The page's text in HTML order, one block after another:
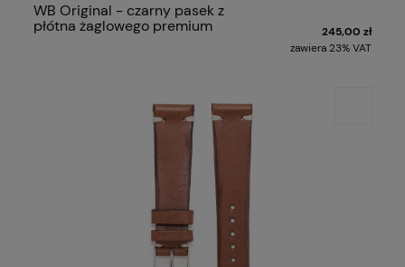
WB Original - czarny pasek z
płótna żaglowego premium
245,00 zł
zawiera 23% VAT